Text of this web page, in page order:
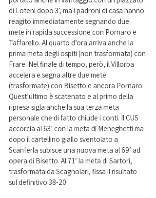
di Loteni dopo 3’, ma i padroni di casa hanno
reagito immediatamente segnando due
mete in rapida successione con Pornaro e
Taffarello. Al quarto d’ora arriva anche la
prima meta degli ospiti (non trasformata) con
Frare. Nel finale di tempo, però, il Villorba
accelera e segna altre due mete
(trasformate) con Bisetto e ancora Pornaro.
Quest’ultimo è scatenato e al primo della
ripresa sigla anche la sua terza meta
personale che di fatto chiude i conti. Il CUS
accorcia al 63’ con la meta di Meneghetti ma
dopo il cartellino giallo sventolato a
Scanferla subisce una nuova meta al 69’ ad
opera di Bisetto. Al 71’ la meta di Sartori,
trasformata da Scagnolari, fissa il risultato
sul definitivo 38-20.